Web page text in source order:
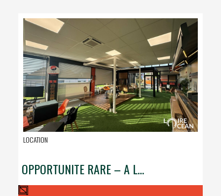
LOCATION
OPPORTUNITE RARE – A LOUER LOCAL COMMERCIAL – ZONE DE VILLEJAMES